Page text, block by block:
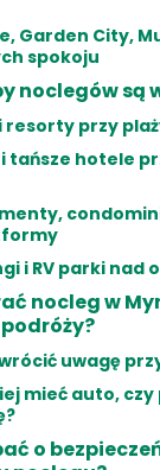
Garden City,
spokoju
noclegów są
resorty przy
tańsze hotele
i RV parki nad
nocleg w
uwagę
mieć auto,
o